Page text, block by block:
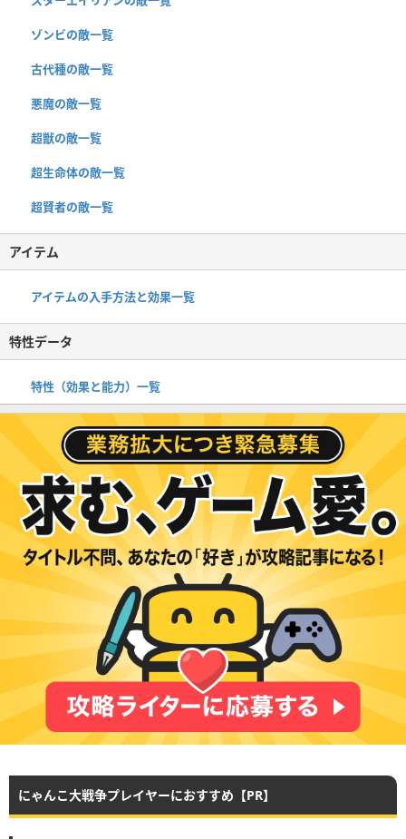
ゾンビの敵一覧
古代種の敵一覧
悪魔の敵一覧
超獣の敵一覧
超生命体の敵一覧
超賢者の敵一覧
アイテム
アイテムの入手方法と効果一覧
特性データ
特性（効果と能力）一覧
にゃんこ大戦争プレイヤーにおすすめ【PR】